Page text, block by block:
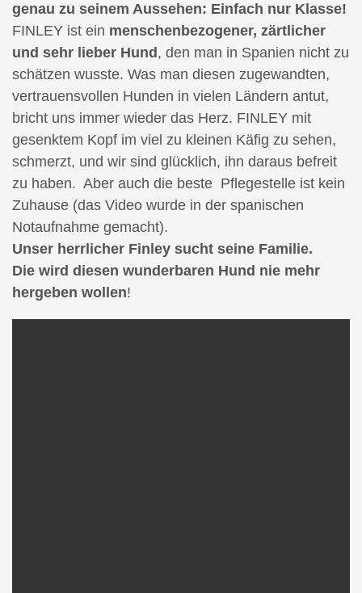
genau zu seinem Aussehen: Einfach nur Klasse!
FINLEY ist ein menschenbezogener, zärtlicher
und sehr lieber Hund , den man in Spanien nicht zu
schätzen wusste. Was man diesen zugewandten,
vertrauensvollen Hunden in vielen Ländern antut,
bricht uns immer wieder das Herz. FINLEY mit
gesenktem Kopf im viel zu kleinen Käfig zu sehen,
schmerzt, und wir sind glücklich, ihn daraus befreit
zu haben. Aber auch die beste Pflegestelle ist kein
Zuhause (das Video wurde in der spanischen
Notaufnahme gemacht).
Unser herrlicher Finley sucht seine Familie.
Die wird diesen wunderbaren Hund nie mehr
hergeben wollen!